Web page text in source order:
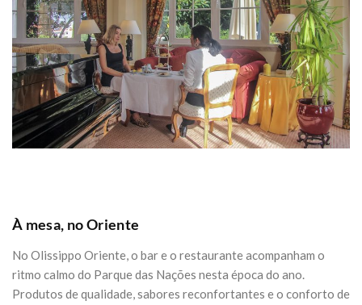
À mesa, no Oriente
No Olissippo Oriente, o bar e o restaurante acompanham o
ritmo calmo do Parque das Nações nesta época do ano.
Produtos de qualidade, sabores reconfortantes e o conforto de